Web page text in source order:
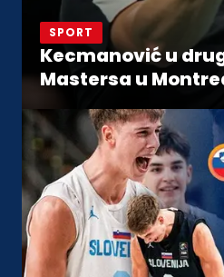
SPORT
Kecmanović u
Mastersa u